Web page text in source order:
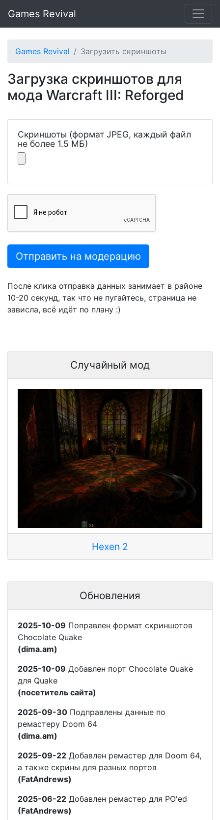
Games Revival
Games Revival Загрузить скриншоты
Загрузка скриншотов для
мода Warcraft III: Reforged
Скриншоты (формат JPEG, каждый файл
не более 1.5 МБ)
Отправить на модерацию
После клика отправка данных занимает в районе
10-20 секунд, так что не пугайтесь, страница не
зависла, всё идёт по плану :)
Случайный мод
Hexen 2
Обновления
2025-10-09 Поправлен формат скриншотов
Chocolate Quake
(dima.am)
2025-10-09 Добавлен порт Chocolate Quake
для Quake
(посетитель сайта)
2025-09-30 Подправлены данные по
ремастеру Doom 64
(dima.am)
2025-09-22 Добавлен ремастер для Doom 64,
а также скрины для разных портов
(FatAndrews)
2025-06-22 Добавлен ремастер для PO'ed
(FatAndrews)